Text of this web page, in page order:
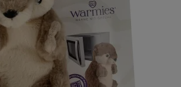
Vul hem met producten.